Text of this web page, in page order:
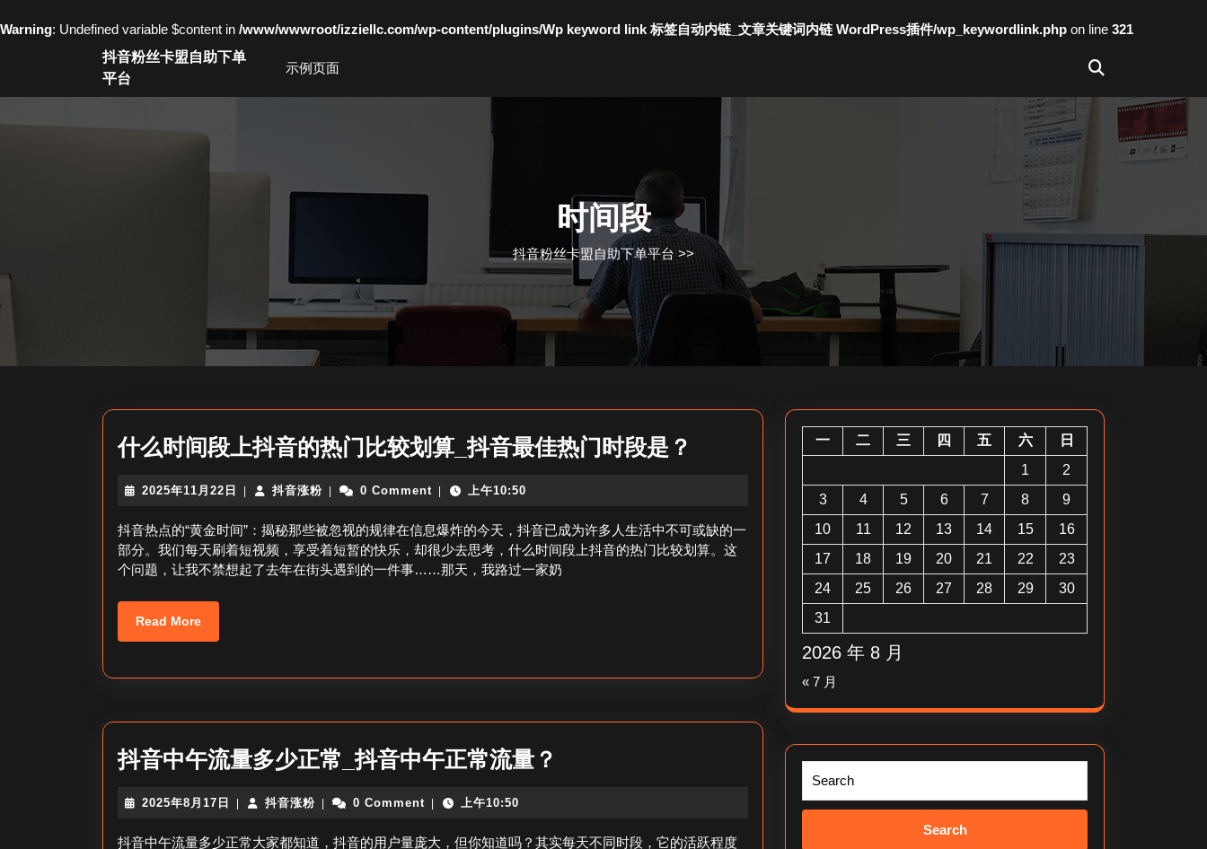
Warning: Undefined variable $content in /www/wwwroot/izziellc.com/wp-content/plugins/Wp keyword link 标签自动内链_文章关键词内链 WordPress插件/wp_keywordlink.php on line 321
抖音粉丝卡盟自助下单
平台
示例页面
时间段
抖音粉丝卡盟自助下单平台>>
什么时间段上抖音的热门比较划算_抖音最佳热门时段是？
间
段
门
2025年11月22日
2025
11
月
22
日
抖音涨粉抖
涨
粉
0 Comment 上午10:50
抖音热点的“黄金时间”：揭秘那些被忽视的规律在信息爆炸的今天，抖音已成为许多人生活中不可或缺的一
部分。我们每天刷着短视频，享受着短暂的快乐，却很少去思考，什么时间段上抖音的热门比较划算。这
个问题，让我不禁想起了去年在街头遇到的一件事……那天，我路过一家奶
Read MoreRead
More
抖音中午流量多少正常_抖音中午正常流量？
午
2025年8月17日
2025
8
抖音涨粉抖
涨
0 Comment 上午10:50
抖音中午流量多少正常大家都知道，抖音的用户量庞大，但你知道吗？其实每天不同时段，它的活跃程度
2026 年 8 月
一 二 三 四 五 六
日
1
2
3
4 5 6 7 8
9
10
11 12 13 14 15
16
17
18 19 20 21 22
23
24
25 26 27 28 29
30
31
« 7 月
Search